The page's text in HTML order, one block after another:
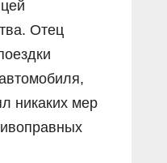
Отец
никаких мер